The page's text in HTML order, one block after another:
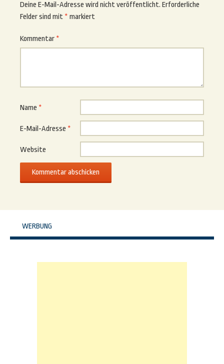
Deine E-Mail-Adresse wird nicht veröffentlicht. Erforderliche
Felder sind mit * markiert
Kommentar *
Name *
E-Mail-Adresse *
Website
WERBUNG